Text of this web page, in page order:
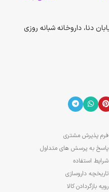
دنا، داروخانه شبانه روزی
فرم پذیرش مشتری
پاسخ به پرسش های متداول
شرایط استفاده
تاریخچه داروسازی
رویه بازگردادن کالا